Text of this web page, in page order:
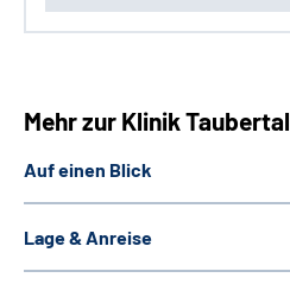
Mehr zur Klinik Taubertal
Auf einen Blick
Lage & Anreise